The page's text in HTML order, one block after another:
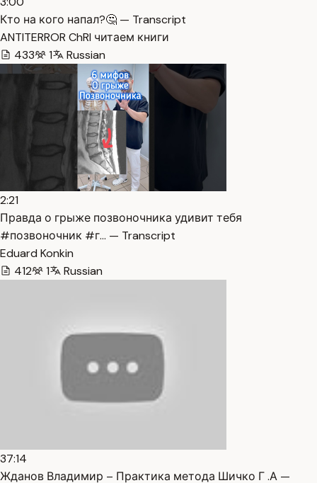
Кто на кого напал?🤔 — Transcript
ANTITERROR ChRI читаем книги
433
1 Russian
2:21
Правда о грыже позвоночника удивит тебя
#позвоночник #г… — Transcript
Eduard Konkin
412
1 Russian
37:14
Жданов Владимир – Практика метода Шичко Г .А —